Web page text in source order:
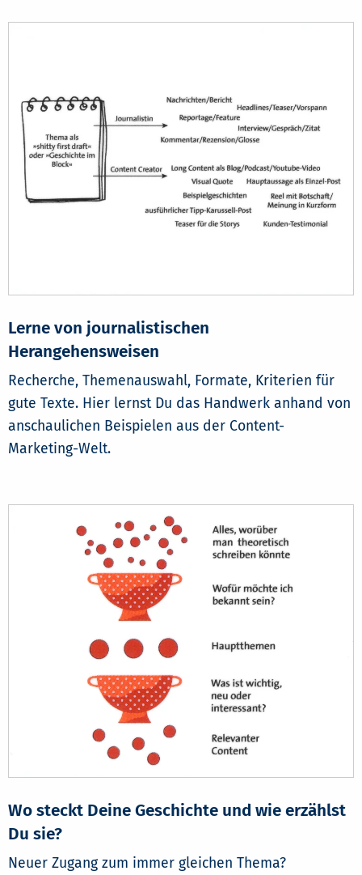
Lerne von journalistischen
Herangehensweisen
Recherche, Themenauswahl, Formate, Kriterien für
gute Texte. Hier lernst Du das Handwerk anhand von
anschaulichen Beispielen aus der Content-
Marketing-Welt.
Wo steckt Deine Geschichte und wie erzählst
Du sie?
Neuer Zugang zum immer gleichen Thema?